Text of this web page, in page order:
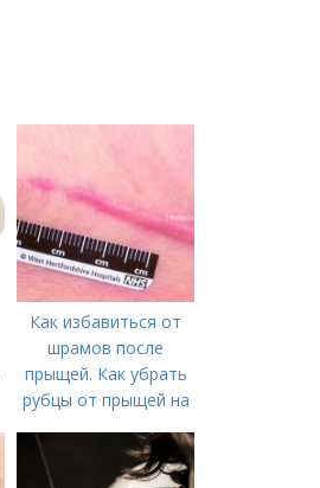
Как избавиться от
шрамов после
прыщей. Как убрать
рубцы от прыщей на